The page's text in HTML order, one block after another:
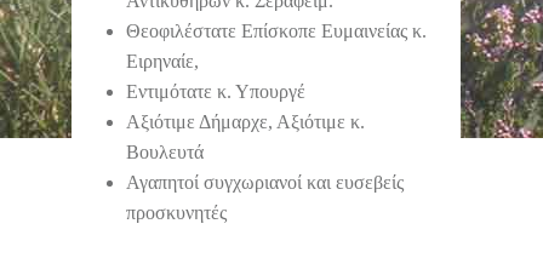
Θεοφιλέστατε Επίσκοπε Ευμαινείας κ.
Ειρηναίε,
Εντιμότατε κ. Υπουργέ
Αξιότιμε Δήμαρχε, Αξιότιμε κ.
Βουλευτά
Αγαπητοί συγχωριανοί και ευσεβείς
προσκυνητές